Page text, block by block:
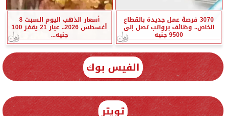
3070 فرصة عمل جديدة بالقطاع
الخاص.. وظائف برواتب تصل إلى
9500 جنيه
أسعار الذهب اليوم السبت 8
أغسطس 2026.. عيار 21 يقفز 100
جنيه...
الفيس بوك
تويتر